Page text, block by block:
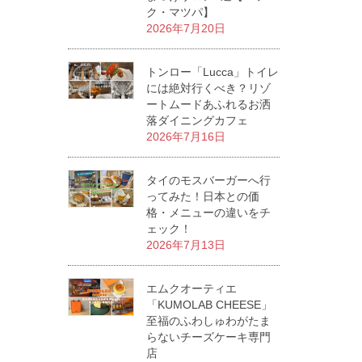
ク・マツパ】
2026年7月20日
トンロー「Lucca」トイレ
には絶対行くべき？リゾ
ートムードあふれるお洒
落ダイニングカフェ
2026年7月16日
タイのモスバーガーへ行
ってみた！日本との価
格・メニューの違いをチ
ェック！
2026年7月13日
エムクオーティエ
「KUMOLAB CHEESE」
至福のふわしゅわがたま
らないチーズケーキ専門
店